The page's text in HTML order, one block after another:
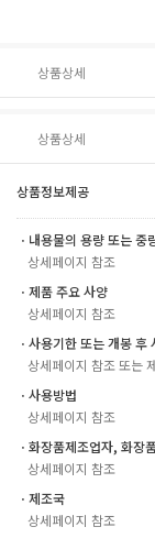
상품상세
상품상세
상품정보제공
ㆍ내용물의 용량 또는 중
상세페이지 참조
ㆍ제품 주요 사양
상세페이지 참조
ㆍ사용기한 또는 개봉 후
상세페이지 참조 또는
ㆍ사용방법
상세페이지 참조
ㆍ화장품제조업자, 화장
상세페이지 참조
ㆍ제조국
상세페이지 참조